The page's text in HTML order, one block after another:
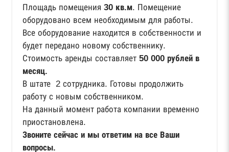
Площадь помещения 30 кв.м. Помещение
оборудовано всем необходимым для работы.
Все оборудование находится в собственности и
будет передано новому собственнику.
Стоимость аренды составляет 50 000 рублей в
месяц.
В штате 2 сотрудника. Готовы продолжить
работу с новым собственником.
На данный момент работа компании временно
приостановлена.
Звоните сейчас и мы ответим на все Ваши
вопросы.